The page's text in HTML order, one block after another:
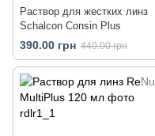
Раствор для жестких линз
Schalcon Consin Plus
390.00 грн 440.00 грн